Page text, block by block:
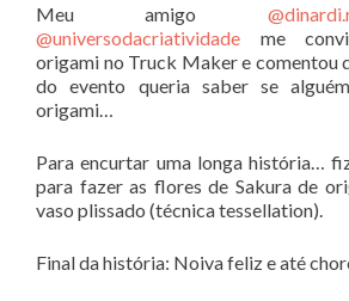
Meu amigo
@universodacriatividade me
origami no Truck Maker e comentou
do evento queria saber se
origami…
Para encurtar uma longa história…
para fazer as flores de Sakura de
vaso plissado (técnica tessellation).
Final da história: Noiva feliz e até